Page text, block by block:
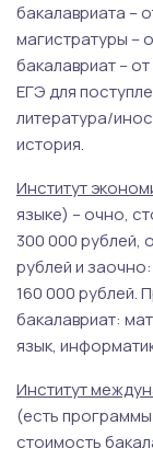
бакалавриата –
магистратуры –
бакалавриат –
ЕГЭ для
литература/
история.
Институт
языке) – очно,
300 000 рублей,
рублей и
160 000 рублей.
бакалавриат:
язык,
Институт
(есть
стоимость